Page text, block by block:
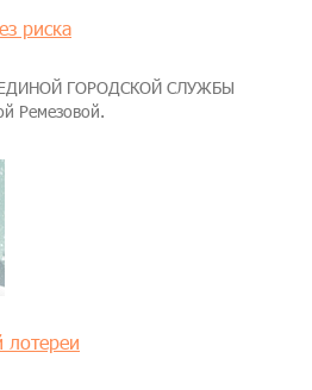
риска
ГОРОДСКОЙ СЛУЖБЫ
Ремезовой.
лотереи